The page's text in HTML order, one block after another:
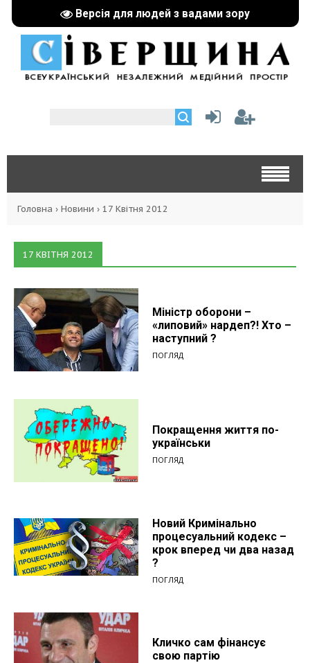
Версія для людей з вадами зору
Головна › Новини › 17 Квітня 2012
17 КВІТНЯ 2012
Міністр оборони –
«липовий» нардеп?! Хто –
наступний ?
ПОГЛЯД
Покращення життя по-
українськи
ПОГЛЯД
Новий Кримінально
процесуальний кодекс –
крок вперед чи два назад
?
ПОГЛЯД
Кличко сам фінансує
свою партію